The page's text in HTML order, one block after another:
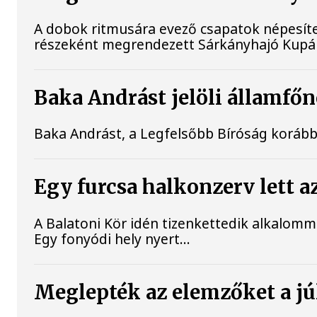
A dobok ritmusára evező csapatok
részeként megrendezett Sárkányhajó
Baka Andrást jelöli
Baka Andrást, a Legfelsőbb Bíróság
Egy furcsa halkonzerv lett
A Balatoni Kör idén tizenkettedik
Egy fonyódi hely nyert...
Meglepték az elemzőket a